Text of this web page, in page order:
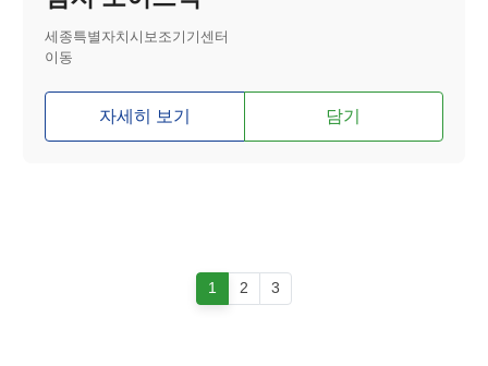
세종특별자치시보조기기센터
이동
자세히 보기 담기
1 2 3